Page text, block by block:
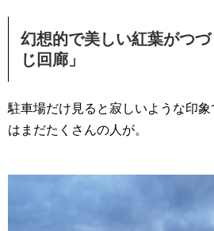
幻想的で美しい紅葉がつ
じ回廊」
駐車場だけ見ると寂しいような印
はまだたくさんの人が。